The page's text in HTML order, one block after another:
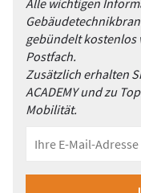
gebündelt kostenlos
Postfach.
Zusätzlich erhalten
ACADEMY und zu
Mobilität.